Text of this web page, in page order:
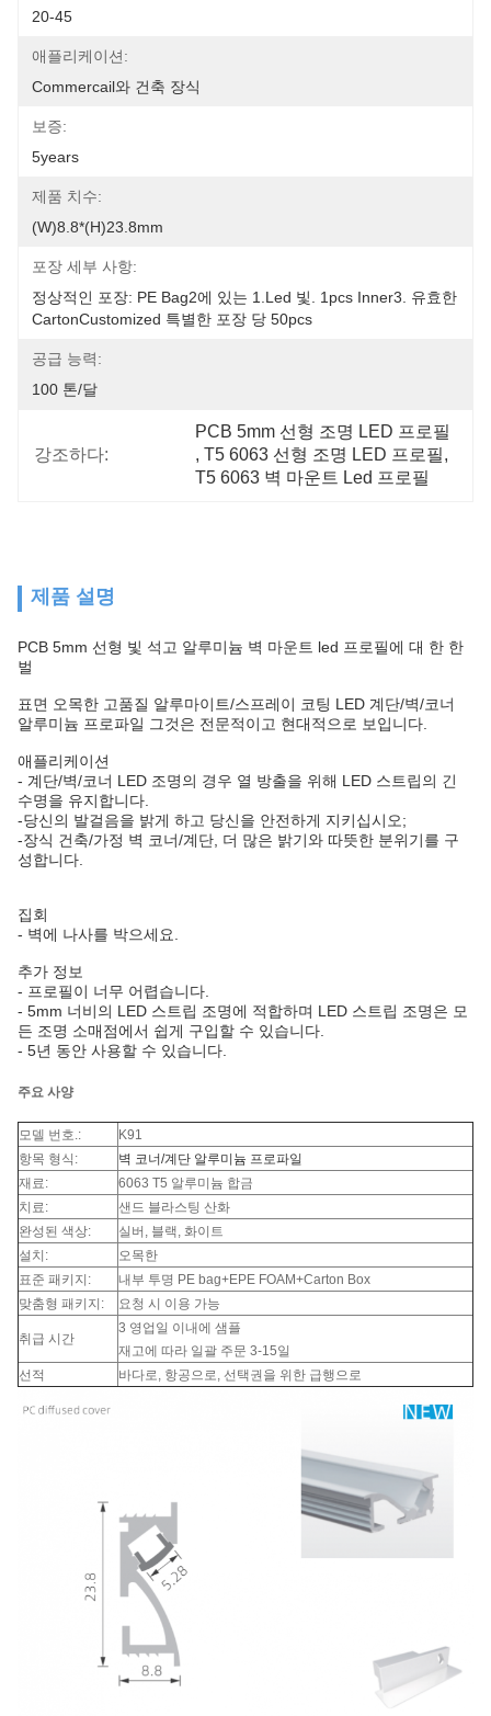
20-45
애플리케이션:
Commercail와 건축 장식
보증:
5years
제품 치수:
(W)8.8*(H)23.8mm
포장 세부 사항:
정상적인 포장: PE Bag2에 있는 1.led 빛. 1pcs Inner3. 유효한
CartonCustomized 특별한 포장 당 50pcs
공급 능력:
100 톤/달
강조하다:
PCB 5mm 선형 조명 LED 프로필
, T5 6063 선형 조명 LED 프로필,
T5 6063 벽 마운트 Led 프로필
제품 설명
PCB 5mm 선형 빛 석고 알루미늄 벽 마운트 led 프로필에 대 한 한
벌
표면 오목한 고품질 알루마이트/스프레이 코팅 LED 계단/벽/코너
알루미늄 프로파일 그것은 전문적이고 현대적으로 보입니다.
애플리케이션
- 계단/벽/코너 LED 조명의 경우 열 방출을 위해 LED 스트립의 긴
수명을 유지합니다.
-당신의 발걸음을 밝게 하고 당신을 안전하게 지키십시오;
-장식 건축/가정 벽 코너/계단, 더 많은 밝기와 따뜻한 분위기를 구
성합니다.
집회
- 벽에 나사를 박으세요.
추가 정보
- 프로필이 너무 어렵습니다.
- 5mm 너비의 LED 스트립 조명에 적합하며 LED 스트립 조명은 모
든 조명 소매점에서 쉽게 구입할 수 있습니다.
- 5년 동안 사용할 수 있습니다.
주요 사양
모델 번호.:
K91
항목 형식:
벽 코너/계단 알루미늄 프로파일
재료:
6063 T5 알루미늄 합금
치료:
샌드 블라스팅 산화
완성된 색상:
실버, 블랙, 화이트
설치:
오목한
표준 패키지:
내부 투명 PE bag+EPE FOAM+Carton Box
맞춤형 패키지:
요청 시 이용 가능
취급 시간
3 영업일 이내에 샘플
재고에 따라 일괄 주문 3-15일
선적
바다로, 항공으로, 선택권을 위한 급행으로